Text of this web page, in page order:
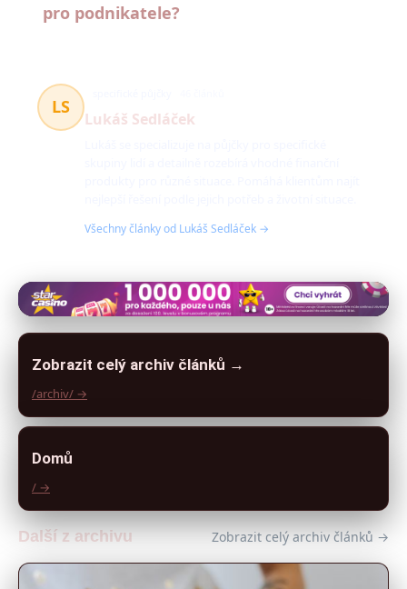
pro podnikatele?
LS
Lukáš Sedláček
Všechny články od Lukáš Sedláček →
Zobrazit celý archiv článků →
/archiv/ →
Domů
/ →
Další z archivu Zobrazit celý archiv článků →